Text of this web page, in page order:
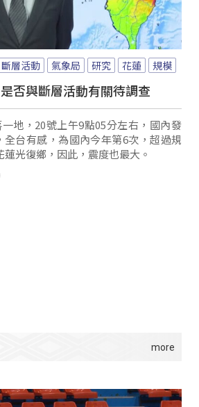
斷層活動 氣象局 研究 花蓮 規模
否與斷層活動有關待調查
地，20號上午9點05分左右，國內發
全台有感，為國內今年第6次，超過規
光復鄉，因此，震度也最大。